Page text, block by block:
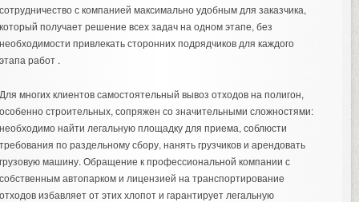
с компанией максимально удобным для заказчика,
получает решение всех задач на одном этапе, без
привлекать сторонних подрядчиков для каждого
работ .
многих клиентов самостоятельный вывоз отходов на полигон,
строительных, сопряжен со значительными сложностями:
найти легальную площадку для приема, соблюсти
по раздельному сбору, нанять грузчиков и арендовать
машину. Обращение к профессиональной компании с
автопарком и лицензией на транспортирование
избавляет от этих хлопот и гарантирует легальную